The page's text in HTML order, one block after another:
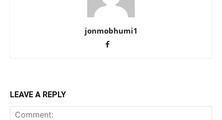
jonmobhumi1
LEAVE A REPLY